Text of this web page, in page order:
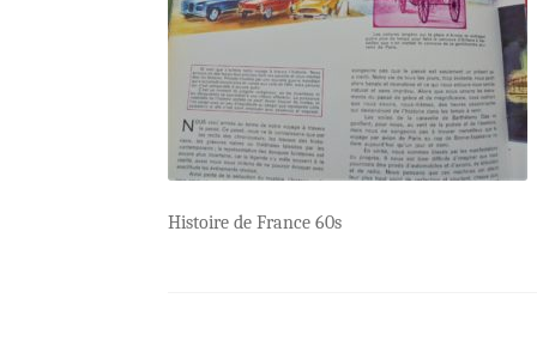
Histoire de France 60s